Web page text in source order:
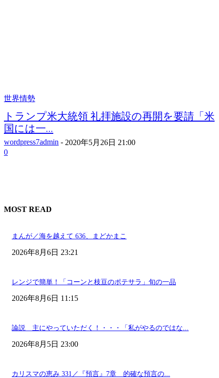
世界情勢
トランプ米大統領 礼拝施設の再開を要請「米
国には一...
wordpress7admin - 2020年5月26日 21:00
0
MOST READ
まんが／海を越えて 636、まどかまこ
2026年8月6日 23:21
レンジで簡単！「コーンと枝豆のポテサラ」旬の一品
2026年8月6日 11:15
論説 主にやっていただく！・・・「私がやるのではな...
2026年8月5日 23:00
カリスマの恵み 331／『預言』7章 的確な預言の...